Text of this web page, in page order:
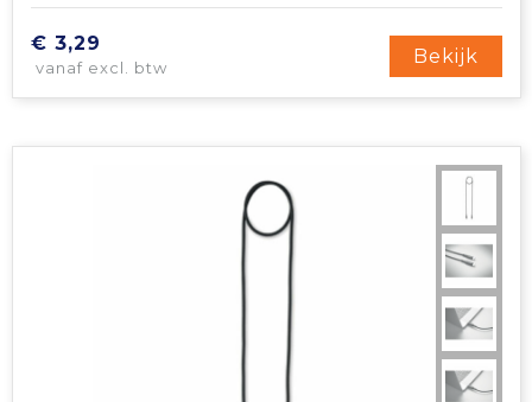
€ 3,29
vanaf excl. btw
Bekijk